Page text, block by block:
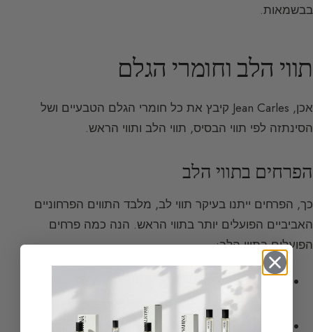
בבשמאות.
תווי הלב וחומרי הגלם
אכן, Jean Carles קיבץ את כל חומרי הגלם הטבעיים ושל
הסינתזה לפי תווי הבסיס, תווי הלב ותווי הראש.
הפרחים בתווי הלב
כך, הפרחים ייתנו בעיקר תווי לב, מלבד התווים הפרחוניים
האביביים הפועלים יותר בתווי הראש. הנה כמה פרחים
הפועלים בתווי הלב:
פרחים לבנים: יסמין איילנג-איילנג
אבסולו פרח תפוז, ליליום,פרנג’יפאני
פרחים אבקניים:
קשמיר , סגול, הליוטרופ,מימוזה